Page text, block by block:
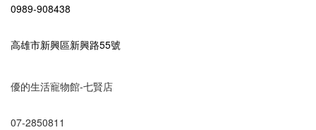
0989-908438
高雄市新興區新興路55號
優的生活寵物館-七賢店
07-2850811